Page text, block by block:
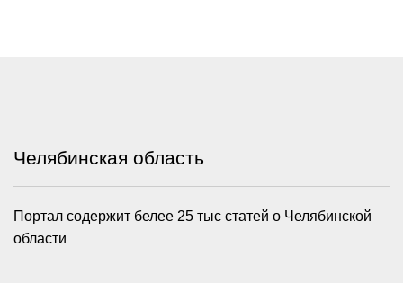
Челябинская область
Портал содержит белее 25 тыс статей о Челябинской
области